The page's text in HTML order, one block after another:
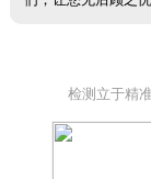
检测立于精